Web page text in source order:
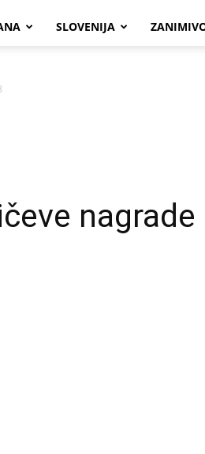
SLOVENIJA
nagrade